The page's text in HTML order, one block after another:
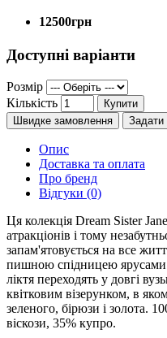
12500грн
Доступні варіанти
Розмір
Кількість
Купити
Швидке замовлення
Задати
Опис
Доставка та оплата
Про бренд
Відгуки (0)
Ця колекція Dream Sister
атракціонів і тому
запам'ятовується на все
пишною спідницею
ліктя переходять у довгі
квітковим візерунком, в
зеленого, бірюзи і золота.
віскози, 35% купро.